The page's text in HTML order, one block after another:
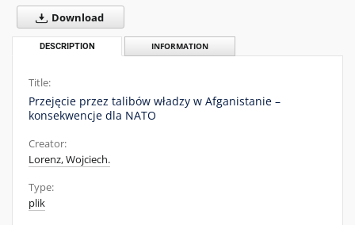
Download
DESCRIPTION INFORMATION
Title:
Przejęcie przez talibów władzy w Afganistanie –
konsekwencje dla NATO
Creator:
Lorenz, Wojciech.
Type:
plik